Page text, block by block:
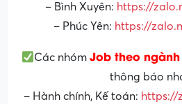
– Bình Xuyên: https://
– Phúc Yên: https://
Các nhómJob theo
thông báo
– Hành chính, Kế toán: https://